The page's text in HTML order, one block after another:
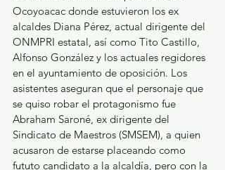
Ocoyoacac donde estuvieron los ex
alcaldes Diana Pérez, actual dirigente del
ONMPRI estatal, así como Tito Castillo,
Alfonso González y los actuales regidores
en el ayuntamiento de oposición. Los
asistentes aseguran que el personaje que
se quiso robar el protagonismo fue
Abraham Saroné, ex dirigente del
Sindicato de Maestros (SMSEM), a quien
acusaron de estarse placeando como
fututo candidato a la alcaldía, pero con la